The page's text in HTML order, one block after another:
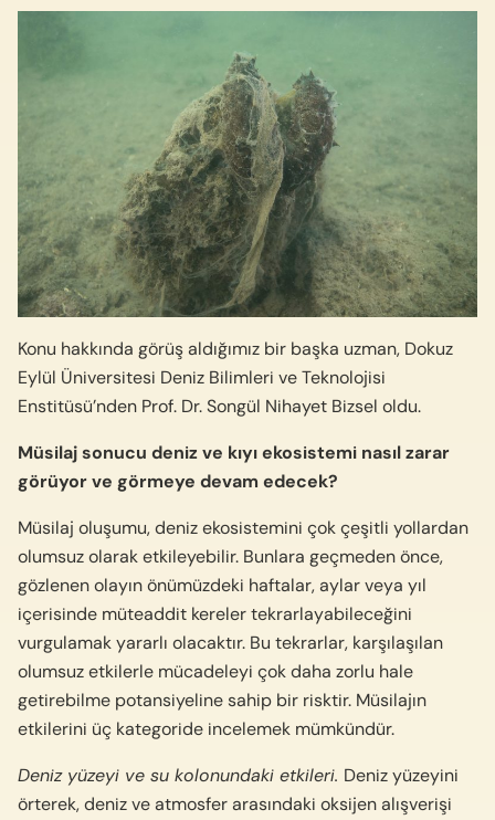
Konu hakkında görüş aldığımız bir başka uzman, Dokuz
Eylül Üniversitesi Deniz Bilimleri ve Teknolojisi
Enstitüsü’nden Prof. Dr. Songül Nihayet Bizsel oldu.
Müsilaj sonucu deniz ve kıyı ekosistemi nasıl zarar
görüyor ve görmeye devam edecek?
Müsilaj oluşumu, deniz ekosistemini çok çeşitli yollardan
olumsuz olarak etkileyebilir. Bunlara geçmeden önce,
gözlenen olayın önümüzdeki haftalar, aylar veya yıl
içerisinde müteaddit kereler tekrarlayabileceğini
vurgulamak yararlı olacaktır. Bu tekrarlar, karşılaşılan
olumsuz etkilerle mücadeleyi çok daha zorlu hale
getirebilme potansiyeline sahip bir risktir. Müsilajın
etkilerini üç kategoride incelemek mümkündür.
Deniz yüzeyi ve su kolonundaki etkileri. Deniz yüzeyini
örterek, deniz ve atmosfer arasındaki oksijen alışverişi